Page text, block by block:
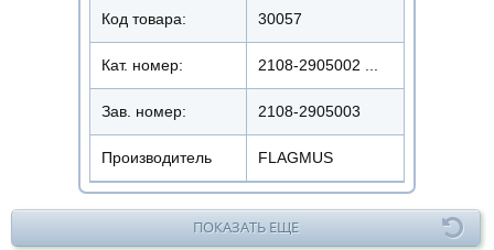
Код товара: 30057
Кат. номер: 2108-2905002 ...
Зав. номер: 2108-2905003
Производитель FLAGMUS
ПОКАЗАТЬ ЕЩЕ